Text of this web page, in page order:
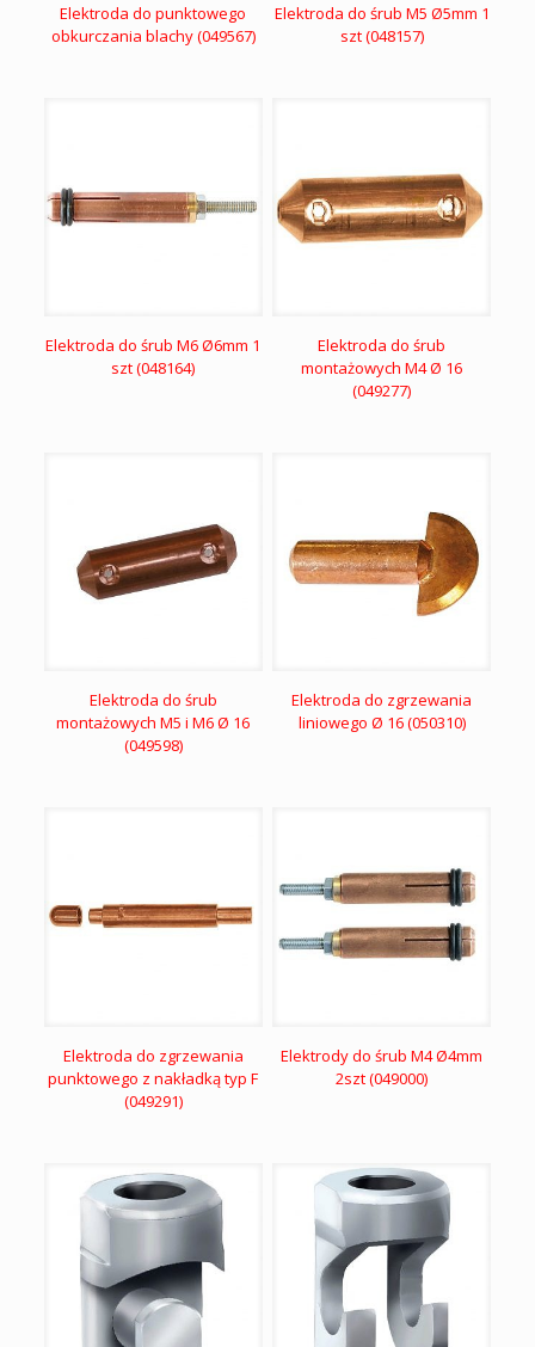
Elektroda do punktowego
obkurczania blachy (049567)
Elektroda do śrub M5 Ø5mm 1
szt (048157)
Elektroda do śrub M6 Ø6mm 1
szt (048164)
Elektroda do śrub
montażowych M4 Ø 16
(049277)
Elektroda do śrub
montażowych M5 i M6 Ø 16
(049598)
Elektroda do zgrzewania
liniowego Ø 16 (050310)
Elektroda do zgrzewania
punktowego z nakładką typ F
(049291)
Elektrody do śrub M4 Ø4mm
2szt (049000)